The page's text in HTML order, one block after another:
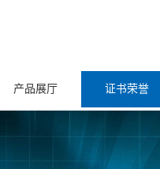
产品展厅 证书荣誉